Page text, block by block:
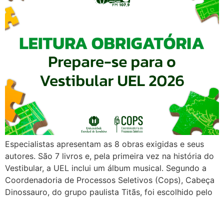
Especialistas apresentam as 8 obras exigidas e seus
autores. São 7 livros e, pela primeira vez na história do
Vestibular, a UEL inclui um álbum musical. Segundo a
Coordenadoria de Processos Seletivos (Cops), Cabeça
Dinossauro, do grupo paulista Titãs, foi escolhido pelo